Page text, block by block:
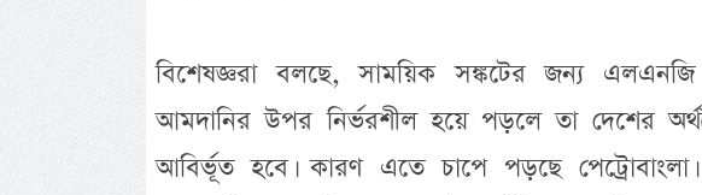
বিশেষজ্ঞরা বলছে, সাময়িক সঙ্কটের জন্য
আমদানির উপর নির্ভরশীল হয়ে পড়লে তা দেশের
আবির্ভূত হবে। কারণ এতে চাপে পড়ছে